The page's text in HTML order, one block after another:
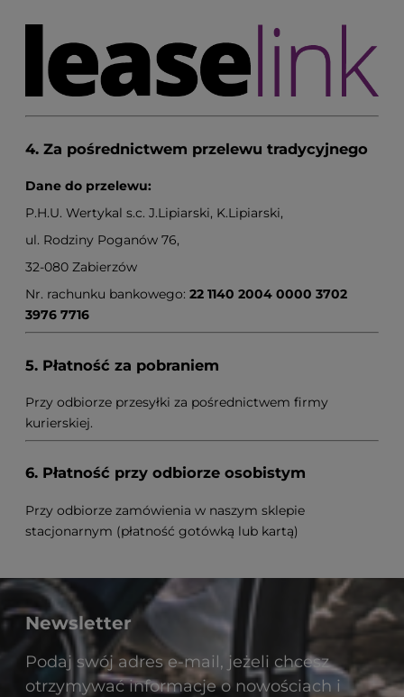
4. Za pośrednictwem przelewu tradycyjnego
Dane do przelewu:
P.H.U. Wertykal s.c. J.Lipiarski, K.Lipiarski,
ul. Rodziny Poganów 76,
32-080 Zabierzów
Nr. rachunku bankowego: 22 1140 2004 0000 3702
3976 7716
5. Płatność za pobraniem
Przy odbiorze przesyłki za pośrednictwem firmy
kurierskiej.
6. Płatność przy odbiorze osobistym
Przy odbiorze zamówienia w naszym sklepie
stacjonarnym (płatność gotówką lub kartą)
Newsletter
Podaj swój adres e-mail, jeżeli chcesz
otrzymywać informacje o nowościach i